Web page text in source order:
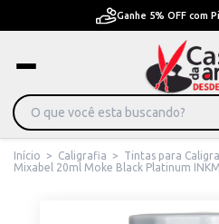
Início > Caligrafia > Tintas para
Mixabel 20ml Moke Black Platinum